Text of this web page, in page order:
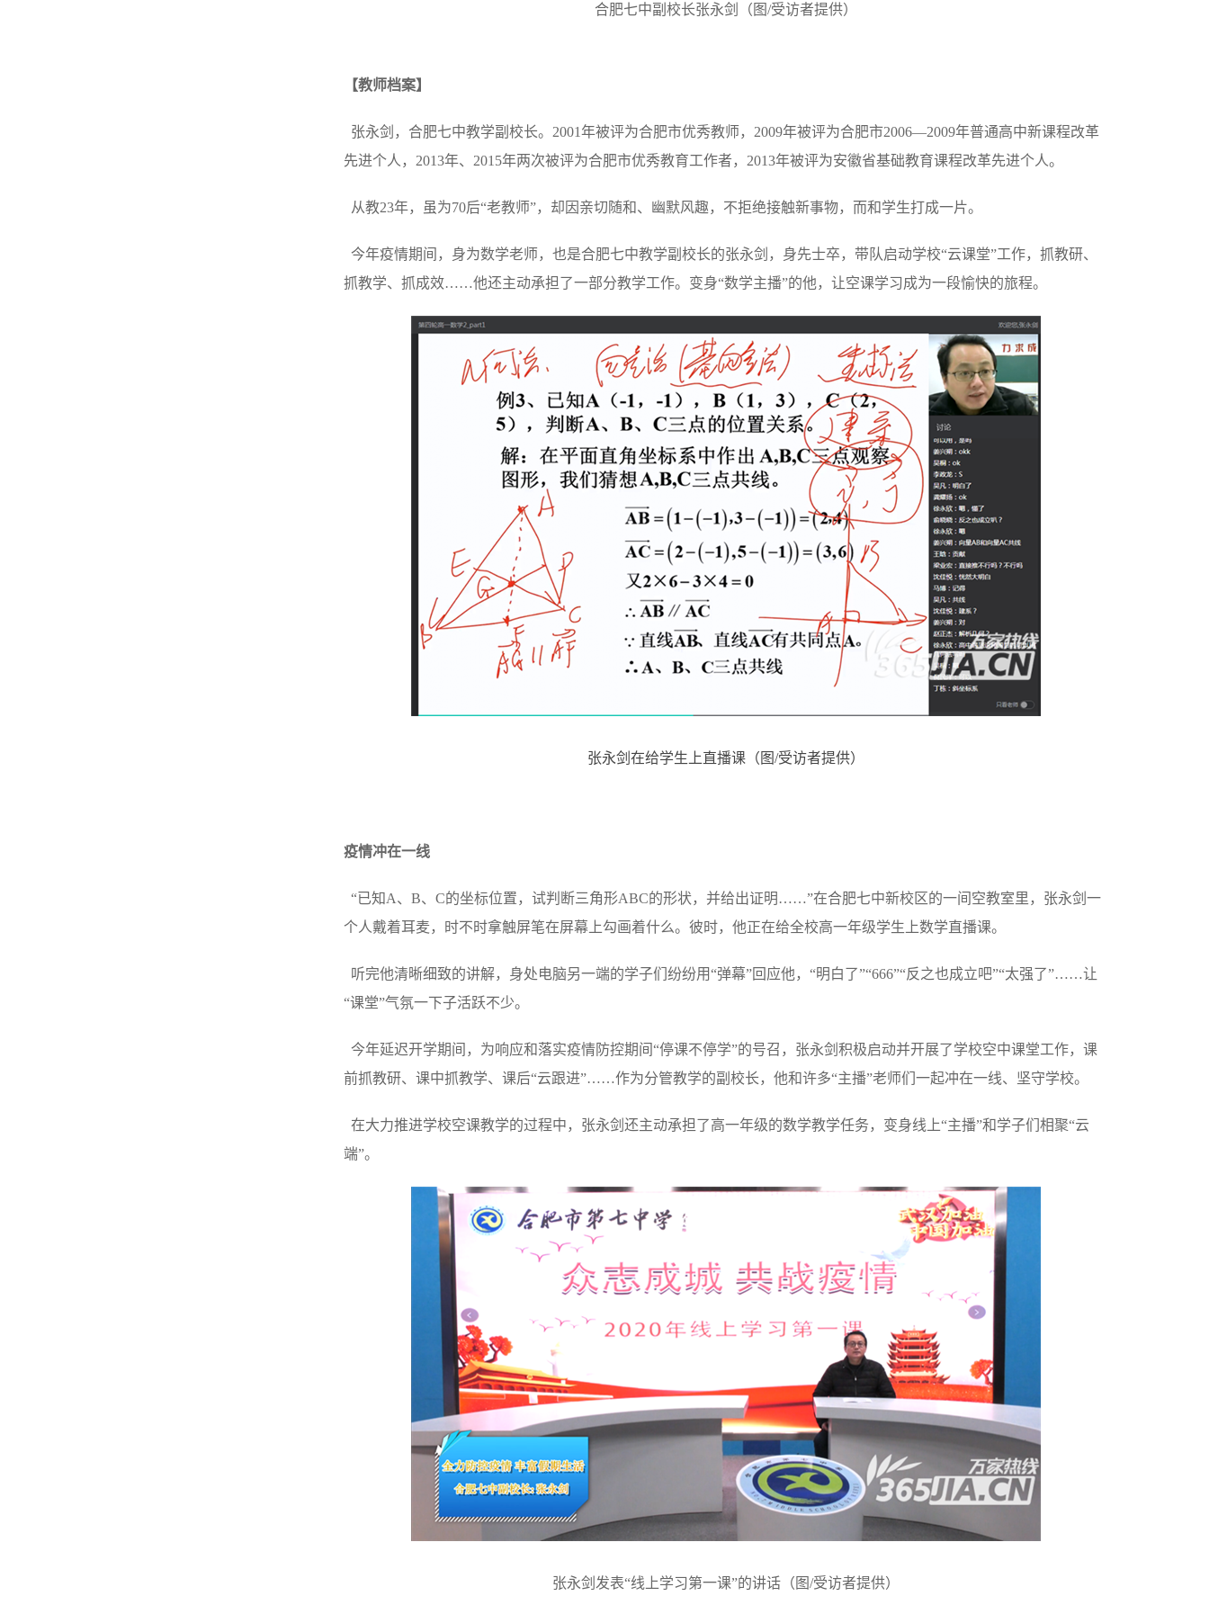
合肥七中副校长张永剑（图/受访者提供）
【教师档案】
张永剑，合肥七中教学副校长。2001年被评为合肥市优秀教师，2009年被评为合肥市2006—2009年普通高中新课程改革
先进个人，2013年、2015年两次被评为合肥市优秀教育工作者，2013年被评为安徽省基础教育课程改革先进个人。
从教23年，虽为70后“老教师”，却因亲切随和、幽默风趣，不拒绝接触新事物，而和学生打成一片。
今年疫情期间，身为数学老师，也是合肥七中教学副校长的张永剑，身先士卒，带队启动学校“云课堂”工作，抓教研、
抓教学、抓成效……他还主动承担了一部分教学工作。变身“数学主播”的他，让空课学习成为一段愉快的旅程。
张永剑在给学生上直播课（图/受访者提供）
疫情冲在一线
“已知A、B、C的坐标位置，试判断三角形ABC的形状，并给出证明……”在合肥七中新校区的一间空教室里，张永剑一
个人戴着耳麦，时不时拿触屏笔在屏幕上勾画着什么。彼时，他正在给全校高一年级学生上数学直播课。
听完他清晰细致的讲解，身处电脑另一端的学子们纷纷用“弹幕”回应他，“明白了”“666”“反之也成立吧”“太强了”……让
“课堂”气氛一下子活跃不少。
今年延迟开学期间，为响应和落实疫情防控期间“停课不停学”的号召，张永剑积极启动并开展了学校空中课堂工作，课
前抓教研、课中抓教学、课后“云跟进”……作为分管教学的副校长，他和许多“主播”老师们一起冲在一线、坚守学校。
在大力推进学校空课教学的过程中，张永剑还主动承担了高一年级的数学教学任务，变身线上“主播”和学子们相聚“云
端”。
张永剑发表“线上学习第一课”的讲话（图/受访者提供）